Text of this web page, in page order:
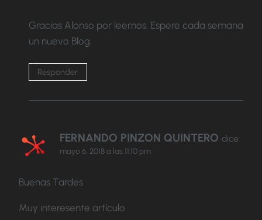
Gracias Alonso por leernos. Espere cada semana
un nuevo Blog.
Responder
FERNANDO PINZON QUINTERO dice:
mayo 6, 2018 a las 11:10 pm
Buenas Tardes
Muy interesente artículo